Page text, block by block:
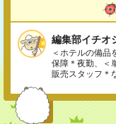
編集部イチオ
＜ホテルの備品
保障＊夜勤、＜
販売スタッフ＊